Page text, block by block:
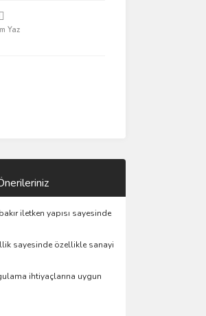
Yaz
iletken yapısı sayesinde
sayesinde özellikle sanayi
ihtiyaçlarına uygun